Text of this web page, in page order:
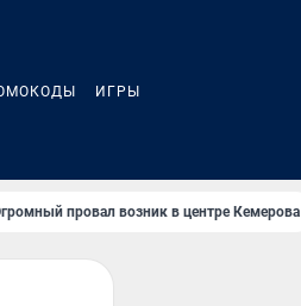
ИГРЫ
провал возник в центре Кемерова